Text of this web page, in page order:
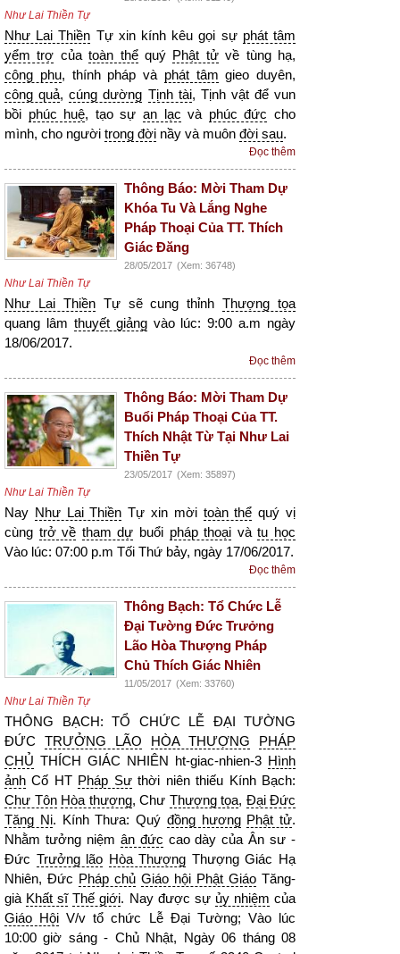
Như Lai Thiền Tự
Như Lai Thiền Tự xin kính kêu gọi sự phát tâm
yểm trợ củatoàn thểquý Phật tửvề tùng hạ,
công phu, thính pháp và phát tâm gieo duyên,
công quả,cúng dường Tịnh tài, Tịnh vật để vun
bồi phúc huệ, tạo sựan lạc và phúc đức cho
mình, cho người trong đời nầy và muôn đời sau.
Đọc thêm
Thông Báo: Mời Tham Dự
Khóa Tu Và Lắng Nghe
Pháp Thoại Của TT. Thích
Giác Đăng
28/05/2017 (Xem: 36748)
Như Lai Thiền Tự
Như Lai ThiềnTự sẽ cung thỉnhThượng tọa
quang lâm thuyết giảngvào lúc: 9:00 a.m ngày
18/06/2017.
Đọc thêm
Thông Báo: Mời Tham Dự
Buổi Pháp Thoại Của TT.
Thích Nhật Từ Tại Như Lai
Thiền Tự
23/05/2017 (Xem: 35897)
Như Lai Thiền Tự
Nay Như Lai Thiền Tự xin mời toàn thể quý vị
cùng trở về tham dự buổi pháp thoại vàtu học
Vào lúc: 07:00 p.m Tối Thứ bảy, ngày 17/06/2017.
Đọc thêm
Thông Bạch: Tổ Chức Lễ
Đại Tường Đức Trưởng
Lão Hòa Thượng Pháp
Chủ Thích Giác Nhiên
11/05/2017 (Xem: 33760)
Như Lai Thiền Tự
THÔNG BẠCH: TỔ CHỨC LỄ ĐẠI TƯỜNG
ĐỨC TRƯỞNG LÃO HÒA THƯỢNG
PHÁP
CHỦ THÍCH GIÁC NHIÊN ht-giac-nhien-3 Hình
ảnh Cố HT Pháp Sưthời niên thiếu Kính Bạch:
Chư Tôn Hòa thượng, Chư Thượng tọa, Đại Đức
Tăng Ni. Kính Thưa: Quý đồng hương Phật tử.
Nhằm tưởng niệm ân đức cao dày của Ân sư -
Đức Trưởng lão Hòa Thượng Thượng Giác Hạ
Nhiên, Đức Pháp chủ Giáo hội Phật Giáo Tăng-
già Khất sĩ Thế giới. Nay được sự ủy nhiệm của
Giáo Hội V/v tổ chức Lễ Đại Tường; Vào lúc
10:00 giờ sáng - Chủ Nhật, Ngày 06 tháng 08